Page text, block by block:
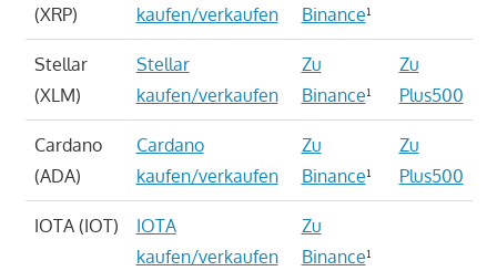
(XRP) kaufen/verkaufen Binance¹
Stellar
(XLM)
Stellar
kaufen/verkaufen
Zu
Binance¹
Zu
Plus500
Cardano
(ADA)
Cardano
kaufen/verkaufen
Zu
Binance¹
Zu
Plus500
IOTA (IOT)
IOTA
kaufen/verkaufen
Zu
Binance¹